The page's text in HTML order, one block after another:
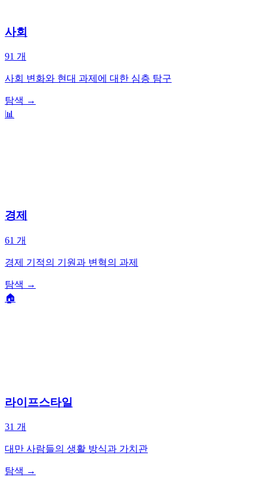
사회
91 개
사회 변화와 현대 과제에 대한 심층 탐구
탐색 →
📊
경제
61 개
경제 기적의 기원과 변혁의 과제
탐색 →
🏠
라이프스타일
31 개
대만 사람들의 생활 방식과 가치관
탐색 →